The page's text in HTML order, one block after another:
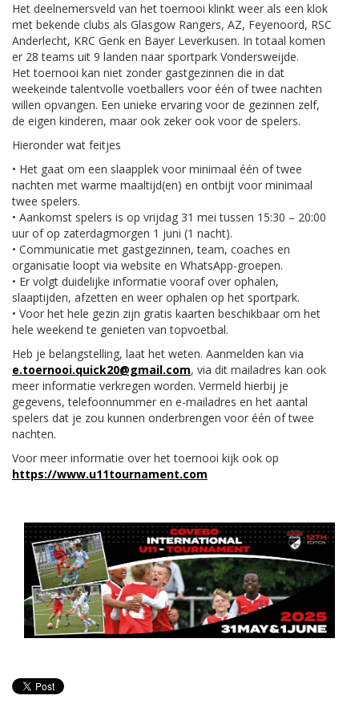
Het deelnemersveld van het toernooi klinkt weer als een klok
met bekende clubs als Glasgow Rangers, AZ, Feyenoord, RSC
Anderlecht, KRC Genk en Bayer Leverkusen. In totaal komen
er 28 teams uit 9 landen naar sportpark Vondersweijde.
Het toernooi kan niet zonder gastgezinnen die in dat
weekeinde talentvolle voetballers voor één of twee nachten
willen opvangen. Een unieke ervaring voor de gezinnen zelf,
de eigen kinderen, maar ook zeker ook voor de spelers.
Hieronder wat feitjes
• Het gaat om een slaapplek voor minimaal één of twee
nachten met warme maaltijd(en) en ontbijt voor minimaal
twee spelers.
• Aankomst spelers is op vrijdag 31 mei tussen 15:30 – 20:00
uur of op zaterdagmorgen 1 juni (1 nacht).
• Communicatie met gastgezinnen, team, coaches en
organisatie loopt via website en WhatsApp-groepen.
• Er volgt duidelijke informatie vooraf over ophalen,
slaaptijden, afzetten en weer ophalen op het sportpark.
• Voor het hele gezin zijn gratis kaarten beschikbaar om het
hele weekend te genieten van topvoetbal.
Heb je belangstelling, laat het weten. Aanmelden kan via
e.toernooi.quick20@gmail.com, via dit mailadres kan ook
meer informatie verkregen worden. Vermeld hierbij je
gegevens, telefoonnummer en e-mailadres en het aantal
spelers dat je zou kunnen onderbrengen voor één of twee
nachten.
Voor meer informatie over het toernooi kijk ook op
https://www.u11tournament.com